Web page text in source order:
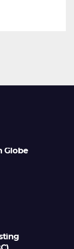
Globe